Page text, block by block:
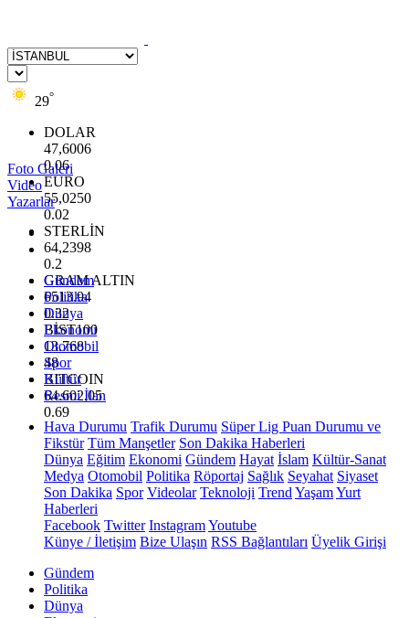
29°
DOLAR
47,6006
0.06
EURO
55,0250
0.02
STERLİN
64,2398
0.2
GRAM ALTIN
6513.94
0.32
BİST100
13.768
48
BITCOIN
64.602,05
0.69
Foto Galeri
Video
Yazarlar
Gündem
Politika
Dünya
Ekonomi
Otomobil
Spor
Kültür
Resmi İlan
Hava Durumu Trafik Durumu Süper Lig Puan Durumu ve
Fikstür Tüm Manşetler Son Dakika Haberleri
Dünya Eğitim Ekonomi Gündem Hayat İslam Kültür-Sanat
Medya Otomobil Politika Röportaj Sağlık Seyahat Siyaset
Son Dakika Spor Videolar Teknoloji Trend YaşamYurt
Haberleri
Facebook Twitter InstagramYoutube
Künye / İletişim Bize Ulaşın RSS Bağlantıları Üyelik Girişi
Gündem
Politika
Dünya